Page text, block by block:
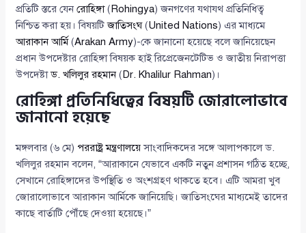
প্রতিটি স্তরে যেনরোহিঙ্গা( Rohingya) জনগণের যথাযথ প্রতিনিধিত্ব
নিশ্চিত করা হয়। বিষয়টিজাতিসংঘ(United Nations) এর মাধ্যমে
আরাকান আর্মি(Arakan Army)-কে জানানো হয়েছে বলে জানিয়েছেন
প্রধান উপদেষ্টার রোহিঙ্গা বিষয়ক হাই রিপ্রেজেনটেটিভ ও জাতীয় নিরাপত্তা
উপদেষ্টাড. খলিলুর রহমান( Dr. Khalilur Rahman)।
রোহিঙ্গা প্রতিনিধিত্বের বিষয়টি জোরালোভাবে
জানানো হয়েছে
মঙ্গলবার (৬ মে) পররাষ্ট্র মন্ত্রণালয়েসাংবাদিকদের সঙ্গে আলাপকালে ড.
খলিলুর রহমান বলেন, “আরাকানে যেভাবে একটি নতুন প্রশাসন গঠিত হচ্ছে,
সেখানে রোহিঙ্গাদের উপস্থিতি ও অংশগ্রহণ থাকতে হবে। এটি আমরা খুব
জোরালোভাবে আরাকান আর্মিকে জানিয়েছি। জাতিসংঘের মাধ্যমেই তাদের
কাছে বার্তাটি পৌঁছে দেওয়া হয়েছে।”